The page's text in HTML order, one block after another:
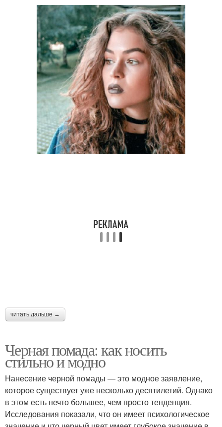
читать дальше →
Черная помада: как носить
стильно и модно
Нанесение черной помады — это модное заявление,
которое существует уже несколько десятилетий. Однако
в этом есть нечто большее, чем просто тенденция.
Исследования показали, что он имеет психологическое